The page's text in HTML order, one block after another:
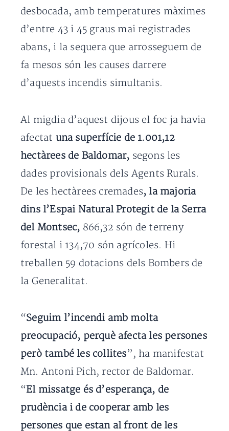
desbocada, amb temperatures màximes
d’entre 43 i 45 graus mai registrades
abans, i la sequera que arrosseguem de
fa mesos són les causes darrere
d’aquests incendis simultanis.
Al migdia d’aquest dijous el foc ja havia
afectat una superfície de 1.001,12
hectàrees de Baldomar, segons les
dades provisionals dels Agents Rurals.
De les hectàrees cremades, la majoria
dins l’Espai Natural Protegit de la Serra
del Montsec, 866,32 són de terreny
forestal i 134,70 són agrícoles. Hi
treballen 59 dotacions dels Bombers de
la Generalitat.
“Seguim l’incendi amb molta
preocupació, perquè afecta les persones
però també les collites”, ha manifestat
Mn. Antoni Pich, rector de Baldomar.
“El missatge és d’esperança, de
prudència i de cooperar amb les
persones que estan al front de les